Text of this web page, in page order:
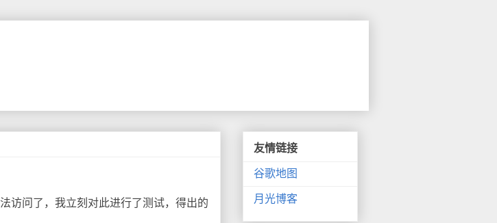
问了，我立刻对此进行了测试，得出的
友情链接
谷歌地图
月光博客